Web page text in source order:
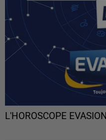
L'HOROSCOPE EVASION